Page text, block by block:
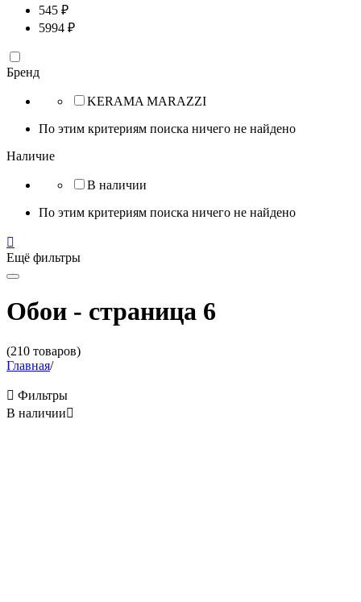
545 ₽
5994 ₽
Бренд
KERAMA MARAZZI
По этим критериям поиска ничего не найдено
Наличие
В наличии
По этим критериям поиска ничего не найдено

Ещё фильтры
Обои - страница 6
(210 товаров)
Главная/
 Фильтры
В наличии